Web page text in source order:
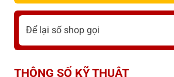
THÔNG SỐ KỸ THUẬT